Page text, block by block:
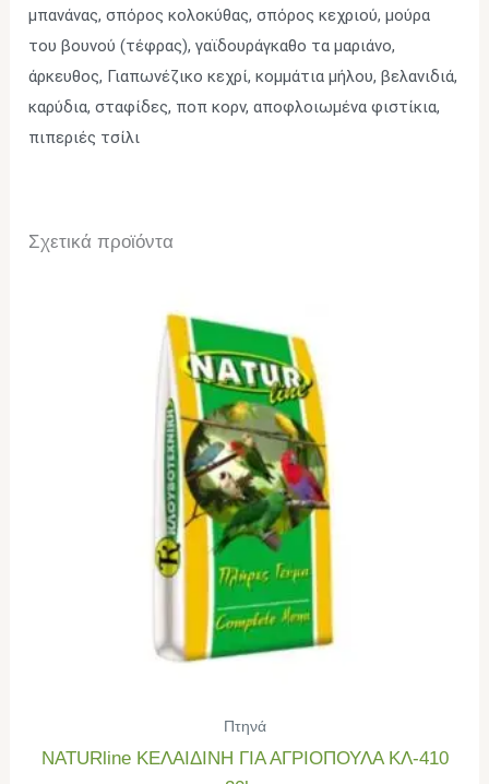
μπανάνας, σπόρος κολοκύθας, σπόρος κεχριού, μούρα
του βουνού (τέφρας), γαϊδουράγκαθο τα μαριάνο,
άρκευθος, Γιαπωνέζικο κεχρί, κομμάτια μήλου, βελανιδιά,
καρύδια, σταφίδες, ποπ κορν, αποφλοιωμένα φιστίκια,
πιπεριές τσίλι
Σχετικά προϊόντα
Πτηνά
NATURline ΚΕΛΑΙΔΙΝΗ ΓΙΑ ΑΓΡΙΟΠΟΥΛΑ ΚΛ-410